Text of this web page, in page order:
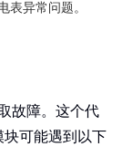
表异常问题。
故障。这个代
可能遇到以下